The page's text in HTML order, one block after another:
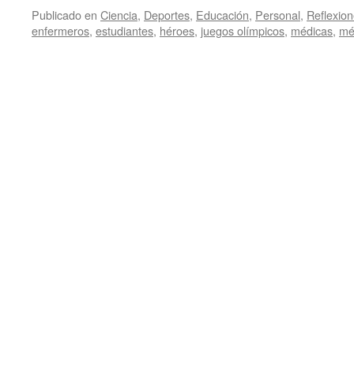
Publicado en Ciencia, Deportes, Educación, Personal,
enfermeros, estudiantes, héroes, juegos olímpicos, médicas,